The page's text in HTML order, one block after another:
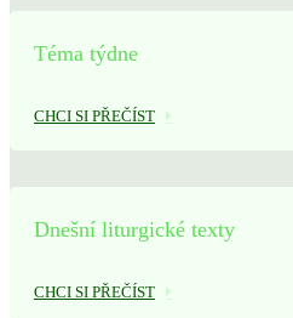
Téma týdne
CHCI SI PŘEČÍST
Dnešní liturgické texty
CHCI SI PŘEČÍST